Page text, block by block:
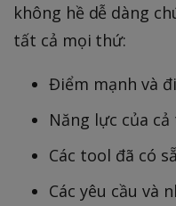
không hề dễ dàng
tất cả mọi thứ:
Điểm mạnh và
Năng lực của cả
Các tool đã có
Các yêu cầu và